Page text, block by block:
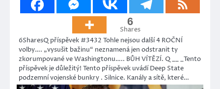
6
Shares
6SharesQ příspěvek #3432 Tohle nejsou další 4 ROČNÍ
volby…. „vysušit bažinu“ neznamená jen odstranit ty
zkorumpované ve Washingtonu….. BŮH VÍTĚZÍ. Q __ _Tento
příspěvek je důležitý! Tento příspěvek uvádí Deep State
podzemní vojenské bunkry . Silnice. Kanály a sítě, které…